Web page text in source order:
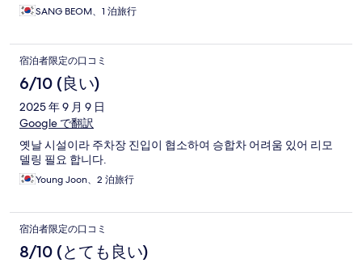
SANG BEOM、1 泊旅行
宿泊者限定の口コミ
6/10 (良い)
2025 年 9 月 9 日
Google で翻訳
옛날 시설이라 주차장 진입이 협소하여 승합차 어려움 있어 리모
델링 필요 합니다.
Young Joon、2 泊旅行
宿泊者限定の口コミ
8/10 (とても良い)